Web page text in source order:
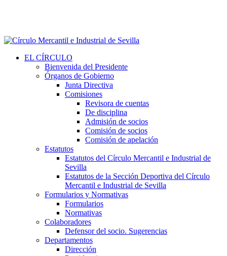
EL CÍRCULO
Bienvenida del Presidente
Órganos de Gobierno
Junta Directiva
Comisiones
Revisora de cuentas
De disciplina
Admisión de socios
Comisión de socios
Comisión de apelación
Estatutos
Estatutos del Círculo Mercantil e Industrial de
Sevilla
Estatutos de la Sección Deportiva del Círculo
Mercantil e Industrial de Sevilla
Formularios y Normativas
Formularios
Normativas
Colaboradores
Defensor del socio. Sugerencias
Departamentos
Dirección